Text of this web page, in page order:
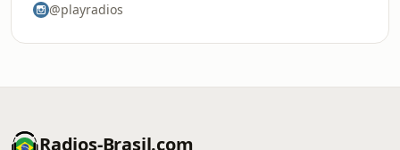
@playradios
Radios-Brasil.com